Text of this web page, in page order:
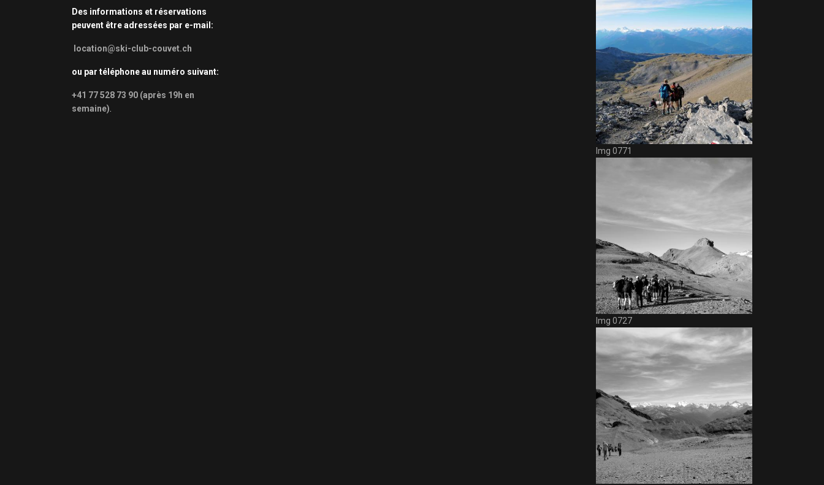
Des informations et réservations
peuvent être adressées par e-mail:
location@ski-club-couvet.ch
ou par téléphone au numéro suivant:
+41 77 528 73 90 (après 19h en
semaine)
Img 0771
Img 0727